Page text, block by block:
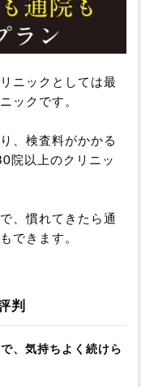
ニックとしては最
ックです。
、検査料がかかる
院以上のクリニッ
、慣れてきたら通
できます。
判
、気持ちよく続けら